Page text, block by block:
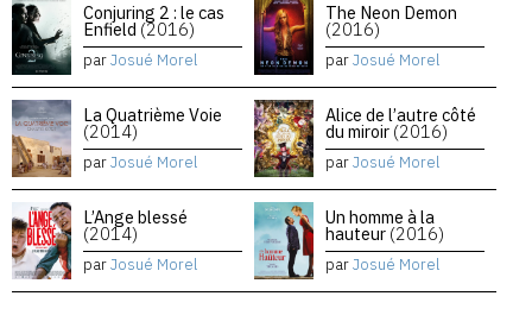
Conjuring 2 : le cas
Enfield (2016)
parJosué Morel
The Neon Demon
(2016)
parJosué Morel
La Quatrième Voie
(2014)
parJosué Morel
Alice de l’autre côté
du miroir (2016)
parJosué Morel
L’Ange blessé
(2014)
parJosué Morel
Un homme à la
hauteur (2016)
parJosué Morel